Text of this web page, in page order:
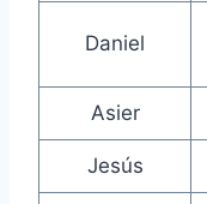
Daniel
Asier
Jesús